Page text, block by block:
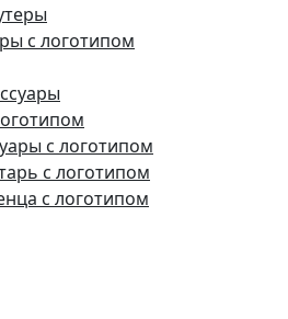
с логотипом
с логотипом
с логотипом
с логотипом